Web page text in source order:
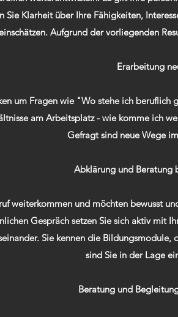
Sie Klarheit über Ihre Fähigkeiten,
Aufgrund der vorliegenden
Erarbeitung
um Fragen wie "Wo stehe ich
am Arbeitsplatz - wie komme ich
Gefragt sind neue Wege
Abklärung und Beratung
weiterkommen und möchten bewusst
Gespräch setzen Sie sich aktiv mit
Sie kennen die
sind Sie in der Lage
Beratung und